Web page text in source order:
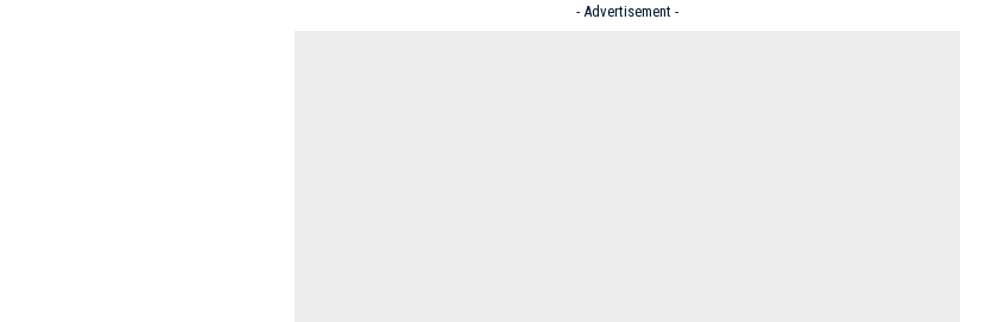
- Advertisement -